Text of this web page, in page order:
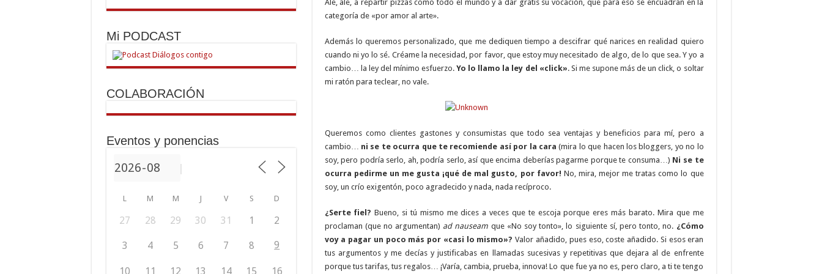
Ale, ale, a repartir pizzas como todo el mundo y a dar gratis su vocación, que para eso se encuadran en la
categoría de «por amor al arte».
Además lo queremos personalizado, que me dediquen tiempo a descifrar qué narices en realidad quiero
cuando ni yo lo sé. Créame la necesidad, por favor, que estoy muy necesitado de algo, de lo que sea. Y yo a
cambio… la ley del mínimo esfuerzo.Yo lo llamo la ley del «click». Si me supone más de un click, o soltar
mi ratón para teclear, no vale.
Queremos como clientes gastones y consumistas que todo sea ventajas y beneficios para mí, pero a
cambio… ni se te ocurra que te recomiende así por la cara (mira lo que hacen los bloggers, yo no lo
soy, pero podría serlo, ah, podría serlo, así que encima deberías pagarme porque te consuma…) Ni se te
ocurra pedirme un me gusta ¡qué de mal gusto, por favor! No, mira, mejor me tratas como lo que
soy, un crío exigentón, poco agradecido y nada, nada recíproco.
¿Serte fiel? Bueno, si tú mismo me dices a veces que te escoja porque eres más barato. Mira que me
proclaman (que no argumentan) ad nauseam que «No soy tonto», lo siguiente sí, pero tonto, no. ¿Cómo
voy a pagar un poco más por «casi lo mismo»? Valor añadido, pues eso, coste añadido. Si esos eran
tus argumentos y me decías y justificabas en llamadas sucesivas y repetitivas que dejara al de enfrente
porque tus tarifas, tus regalos… ¡Varía, cambia, prueba, innova! Lo que fue ya no es, pero claro, a ti te tengo
Mi PODCAST
COLABORACIÓN
Eventos y ponencias
L M M J V S D
27 28 29 30 31 1 2
3 4 5 6 7 8 9
10 11 12 13 14 15 16